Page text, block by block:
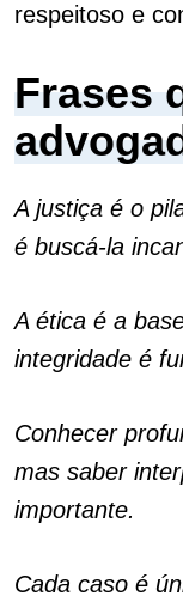
respeitoso e
Frases
A justiça é o
é buscá-la
A ética é a
integridade é
Conhecer
mas saber
importante.
Cada caso é